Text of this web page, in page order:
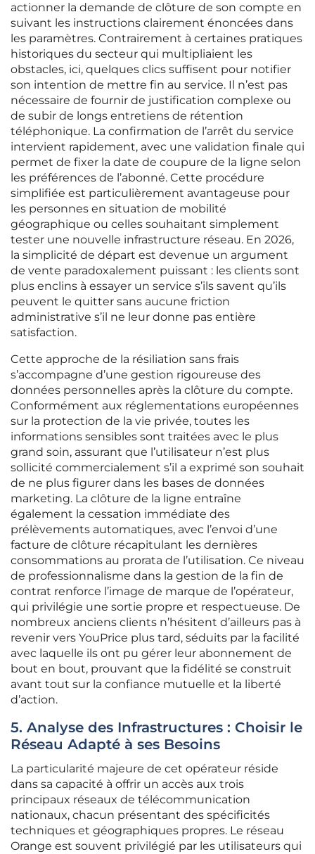
actionner la demande de clôture de son compte en
suivant les instructions clairement énoncées dans
les paramètres. Contrairement à certaines pratiques
historiques du secteur qui multipliaient les
obstacles, ici, quelques clics suffisent pour notifier
son intention de mettre fin au service. Il n’est pas
nécessaire de fournir de justification complexe ou
de subir de longs entretiens de rétention
téléphonique. La confirmation de l’arrêt du service
intervient rapidement, avec une validation finale qui
permet de fixer la date de coupure de la ligne selon
les préférences de l’abonné. Cette procédure
simplifiée est particulièrement avantageuse pour
les personnes en situation de mobilité
géographique ou celles souhaitant simplement
tester une nouvelle infrastructure réseau. En 2026,
la simplicité de départ est devenue un argument
de vente paradoxalement puissant : les clients sont
plus enclins à essayer un service s’ils savent qu’ils
peuvent le quitter sans aucune friction
administrative s’il ne leur donne pas entière
satisfaction.
Cette approche de la résiliation sans frais
s’accompagne d’une gestion rigoureuse des
données personnelles après la clôture du compte.
Conformément aux réglementations européennes
sur la protection de la vie privée, toutes les
informations sensibles sont traitées avec le plus
grand soin, assurant que l’utilisateur n’est plus
sollicité commercialement s’il a exprimé son souhait
de ne plus figurer dans les bases de données
marketing. La clôture de la ligne entraîne
également la cessation immédiate des
prélèvements automatiques, avec l’envoi d’une
facture de clôture récapitulant les dernières
consommations au prorata de l’utilisation. Ce niveau
de professionnalisme dans la gestion de la fin de
contrat renforce l’image de marque de l’opérateur,
qui privilégie une sortie propre et respectueuse. De
nombreux anciens clients n’hésitent d’ailleurs pas à
revenir vers YouPrice plus tard, séduits par la facilité
avec laquelle ils ont pu gérer leur abonnement de
bout en bout, prouvant que la fidélité se construit
avant tout sur la confiance mutuelle et la liberté
d’action.
5. Analyse des Infrastructures : Choisir le
Réseau Adapté à ses Besoins
La particularité majeure de cet opérateur réside
dans sa capacité à offrir un accès aux trois
principaux réseaux de télécommunication
nationaux, chacun présentant des spécificités
techniques et géographiques propres. Le réseau
Orange est souvent privilégié par les utilisateurs qui